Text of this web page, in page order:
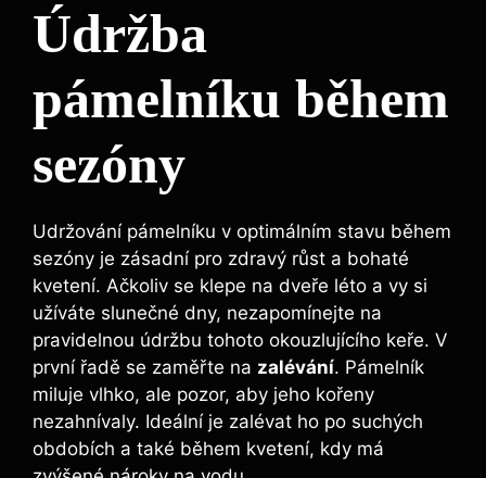
Údržba
pámelníku během
sezóny
Udržování pámelníku v optimálním stavu během
sezóny je zásadní pro zdravý růst a bohaté
kvetení. Ačkoliv se klepe na dveře léto a vy si
užíváte slunečné dny, nezapomínejte na
pravidelnou údržbu tohoto okouzlujícího keře. V
první řadě se zaměřte na zalévání. Pámelník
miluje vlhko, ale pozor, aby jeho kořeny
nezahnívaly. Ideální je zalévat ho po suchých
obdobích a také během kvetení, kdy má